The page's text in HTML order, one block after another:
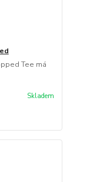
Tee má
Skladem